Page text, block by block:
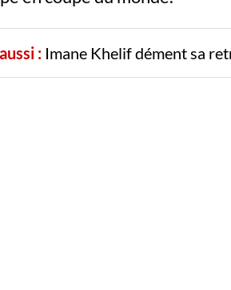
: Imane Khelif dément sa